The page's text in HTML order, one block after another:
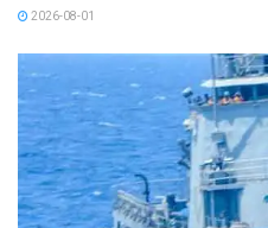
2026-08-01